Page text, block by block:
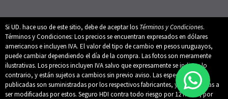
Si UD. hace uso de este sitio, debe de aceptar los Términos y Condiciones.
Términos y Condiciones: Los precios se encuentran expresados en dólares
americanos e incluyen IVA. El valor del tipo de cambio en pesos uruguayos,
puede cambiar dependiendo el día de la compra. Las fotos son meramente
ilustrativas. Los precios incluyen IVA salvo que expresamente se indique lo
contrario, y están sujetos a cambios sin previo aviso. Las especificaciones
publicadas son suministradas por los respectivos fabricantes, y están sujetas a
ser modificadas por estos. Seguro HDI contra todo riesgo por 12 meses, por